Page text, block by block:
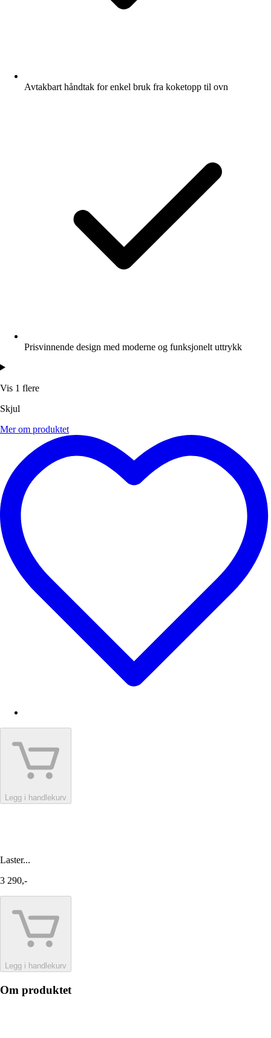
Avtakbart håndtak for enkel bruk fra koketopp til ovn
Prisvinnende design med moderne og funksjonelt uttrykk
Vis 1 flere
Skjul
Mer om produktet
Legg i handlekurv
Laster...
3 290,-
Legg i handlekurv
Om produktet